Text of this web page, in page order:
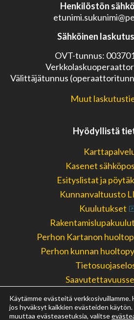
Henkilöstön
Sähköinen
OVT-tunnus:
Välittäjätunnus
Muut
Hyödyllistä
Kasenet
Esityslistat ja
Kunnanvaltuusto
Kuulutukset
Perhon Kartanon
Perhon kunnan
Ilmoittaudu
Kirjaamo ja
Käytämme evästeitä
jos hyväksyt kaikkien evästeiden
muuttaa evästeasetuksia, valitse